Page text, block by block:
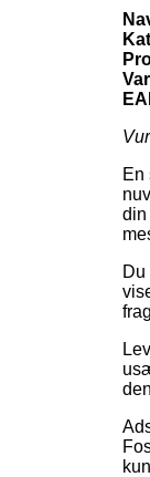
En
din